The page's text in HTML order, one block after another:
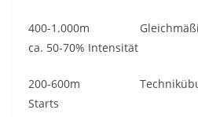
400-1.000m
ca. 50-70% Intensität
200-600m
Starts